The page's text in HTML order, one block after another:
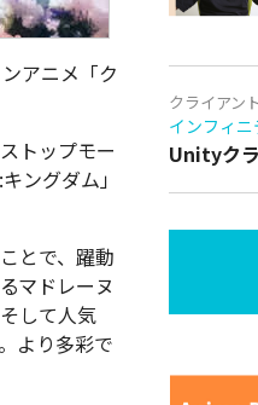
アニメ「ク
トップモー
ングダム」
とで、躍動
マドレーヌ
して人気
より多彩で
クライアン
インフィ
Unityク